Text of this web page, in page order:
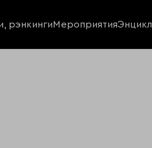
рэнкингиМероприятия